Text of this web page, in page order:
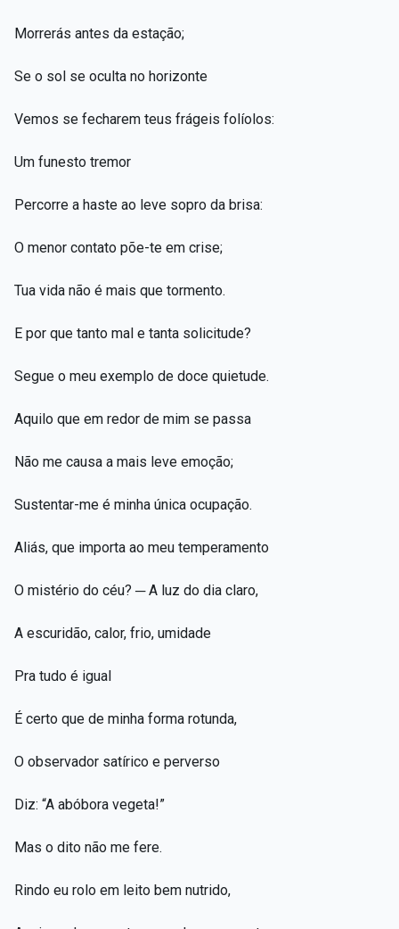
Morrerás antes da estação;
Se o sol se oculta no horizonte
Vemos se fecharem teus frágeis folíolos:
Um funesto tremor
Percorre a haste ao leve sopro da brisa:
O menor contato põe-te em crise;
Tua vida não é mais que tormento.
E por que tanto mal e tanta solicitude?
Segue o meu exemplo de doce quietude.
Aquilo que em redor de mim se passa
Não me causa a mais leve emoção;
Sustentar-me é minha única ocupação.
Aliás, que importa ao meu temperamento
O mistério do céu? ─ A luz do dia claro,
A escuridão, calor, frio, umidade
Pra tudo é igual
É certo que de minha forma rotunda,
O observador satírico e perverso
Diz: “A abóbora vegeta!”
Mas o dito não me fere.
Rindo eu rolo em leito bem nutrido,